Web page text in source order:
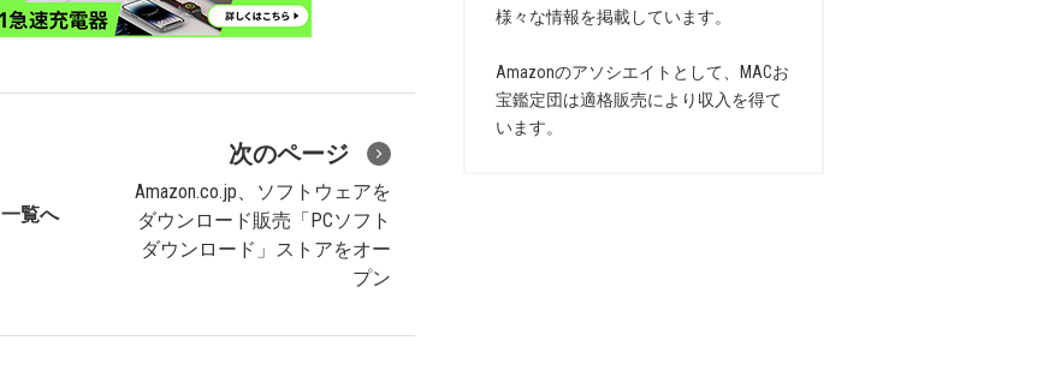
一覧へ
次のページ
Amazon.co.jp、ソフトウェアを
ダウンロード販売「PCソフト
ダウンロード」ストアをオー
プン
様々な情報を掲載しています。
Amazonのアソシエイトとして、MACお
宝鑑定団は適格販売により収入を得て
います。